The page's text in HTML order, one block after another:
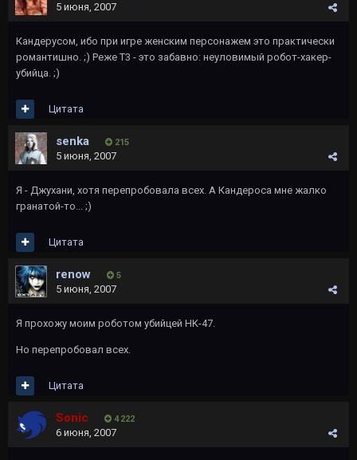
5 июня, 2007
Кандерусом, ибо при игре женским персонажем это практически
романтишно. ;) Реже Т3 - это забавно: неуловимый робот-хакер-
убийца. ;)
Цитата
senka 215
5 июня, 2007
Я - Джухани, хотя перепробовала всех. А Кандероса мне жалко
гранатой-то... ;)
Цитата
renow 5
5 июня, 2007
Я прохожу моим роботом убийцей HK-47.
Но перепробовал всех.
Цитата
Sonic 4 222
6 июня, 2007